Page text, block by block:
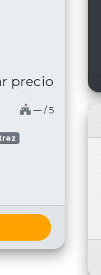
precio
─ / 5